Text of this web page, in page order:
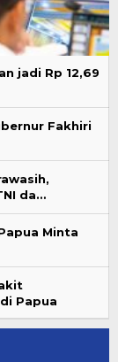
jadi Rp 12,69
Fakhiri
da…
Minta
Papua